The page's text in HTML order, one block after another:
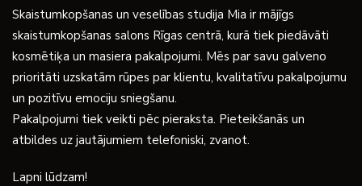
Skaistumkopšanas un veselības studija Mia ir mājīgs
skaistumkopšanas salons Rīgas centrā, kurā tiek piedāvāti
kosmētiķa un masiera pakalpojumi. Mēs par savu galveno
prioritāti uzskatām rūpes par klientu, kvalitatīvu pakalpojumu
un pozitīvu emociju sniegšanu.
Pakalpojumi tiek veikti pēc pieraksta. Pieteikšanās un
atbildes uz jautājumiem telefoniski, zvanot.
Lapni lūdzam!